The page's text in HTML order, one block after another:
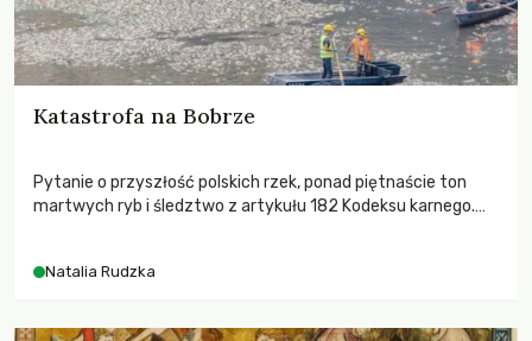
Katastrofa na Bobrze
Pytanie o przyszłość polskich rzek, ponad piętnaście ton
martwych ryb i śledztwo z artykułu 182 Kodeksu karnego.
zdarzeń prowadzących do biologicznej śmierci rzeki.
Natalia Rudzka